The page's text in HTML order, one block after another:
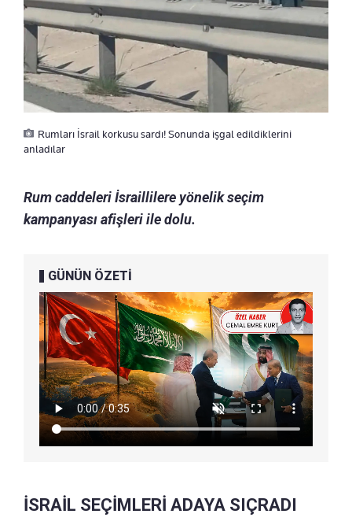
Rumları İsrail korkusu sardı! Sonunda işgal edildiklerini
anladılar
Rum caddeleri İsraillilere yönelik seçim
kampanyası afişleri ile dolu.
GÜNÜN ÖZETİ
İSRAİL SEÇİMLERİ ADAYA SIÇRADI